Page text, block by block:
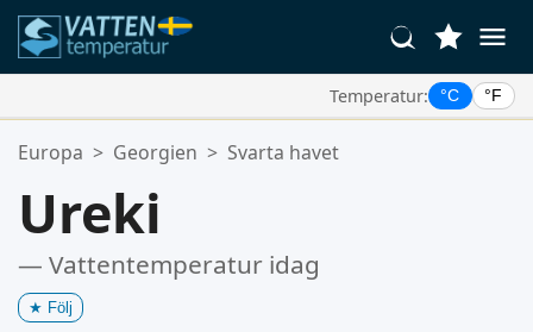
Temperatur: °C °F
Dina Favoritplatser:
Europa > Georgien > Svarta havet
Ureki
— Vattentemperatur idag
★ Följ